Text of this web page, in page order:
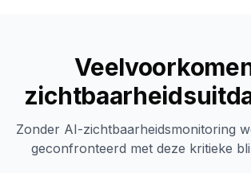
Zonder AI-zichtbaarheidsmonitoring
geconfronteerd met deze kritieke